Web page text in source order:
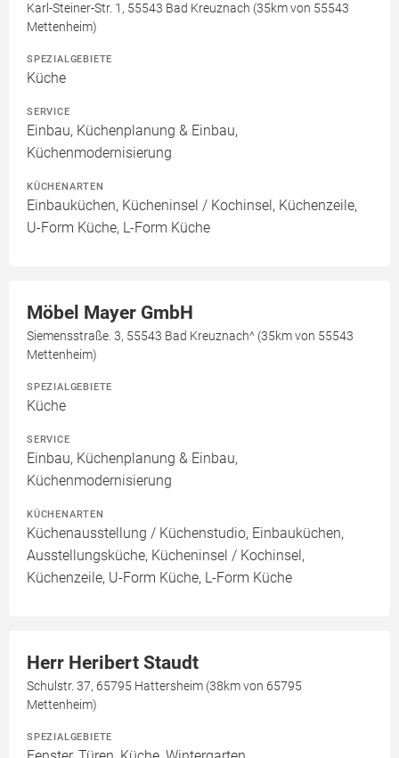
Karl-Steiner-Str. 1, 55543 Bad Kreuznach (35km von 55543
Mettenheim)
SPEZIALGEBIETE
Küche
SERVICE
Einbau, Küchenplanung & Einbau,
Küchenmodernisierung
KÜCHENARTEN
Einbauküchen, Kücheninsel / Kochinsel, Küchenzeile,
U-Form Küche, L-Form Küche
Möbel Mayer GmbH
Siemensstraße. 3, 55543 Bad Kreuznach^ (35km von 55543
Mettenheim)
SPEZIALGEBIETE
Küche
SERVICE
Einbau, Küchenplanung & Einbau,
Küchenmodernisierung
KÜCHENARTEN
Küchenausstellung / Küchenstudio, Einbauküchen,
Ausstellungsküche, Kücheninsel / Kochinsel,
Küchenzeile, U-Form Küche, L-Form Küche
Herr Heribert Staudt
Schulstr. 37, 65795 Hattersheim (38km von 65795
Mettenheim)
SPEZIALGEBIETE